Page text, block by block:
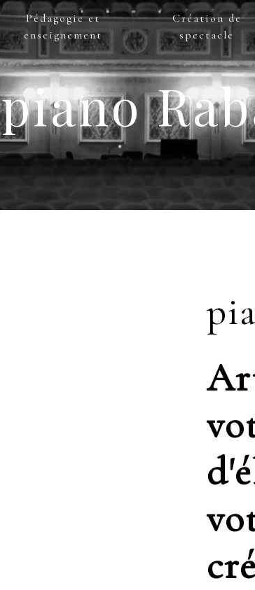
Pédagogie et
enseignement
Création de
spectacle
piano